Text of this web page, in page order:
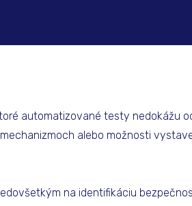
automatizované testy nedokážu
alebo možnosti
na identifikáciu